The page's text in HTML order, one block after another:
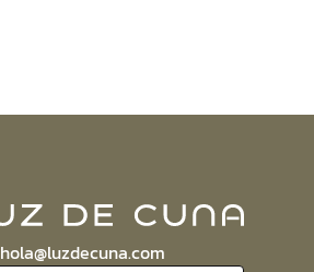
hola@luzdecuna.com